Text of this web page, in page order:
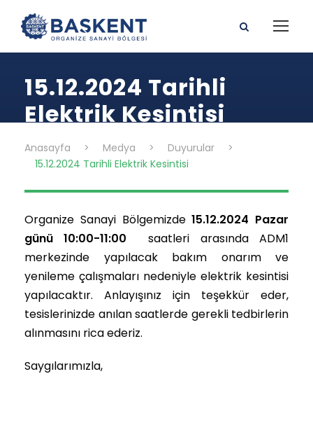
15.12.2024 Tarihli
Elektrik Kesintisi
Anasayfa > Medya > Duyurular
>
15.12.2024 Tarihli Elektrik Kesintisi
Organize Sanayi Bölgemizde15.12.2024 Pazar
günü 10:00-11:00 saatleri arasında ADM1
merkezinde yapılacak bakım onarım ve
yenileme çalışmaları nedeniyle elektrik kesintisi
yapılacaktır. Anlayışınız için teşekkür eder,
tesislerinizde anılan saatlerde gerekli tedbirlerin
alınmasını rica ederiz.
Saygılarımızla,